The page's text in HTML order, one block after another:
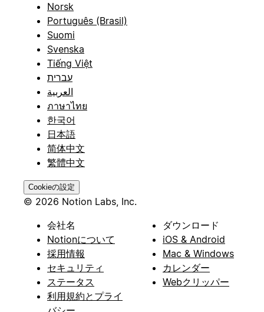
Norsk
Português (Brasil)
Suomi
Svenska
Tiếng Việt
עברית
العربية
ภาษาไทย
한국어
日本語
简体中文
繁體中文
Cookieの設定
© 2026 Notion Labs, Inc.
会社名
Notionについて
採用情報
セキュリティ
ステータス
利用規約とプライ
ダウンロード
iOS & Android
Mac & Windows
カレンダー
Webクリッパー